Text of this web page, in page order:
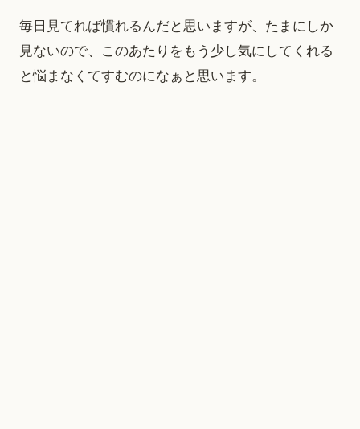
毎日見てれば慣れるんだと思いますが、たまにしか
見ないので、このあたりをもう少し気にしてくれる
と悩まなくてすむのになぁと思います。